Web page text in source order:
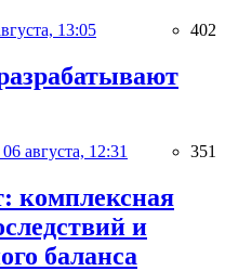
13:05 402
06 августа, 12:31 351
комплексная
и
баланса